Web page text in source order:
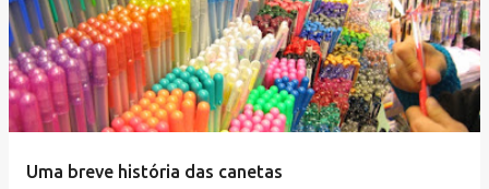
Uma breve história das canetas